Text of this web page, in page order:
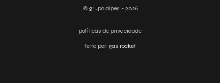
© grupo alpes - 2026
políticas de privacidade
feito por: gas rocket